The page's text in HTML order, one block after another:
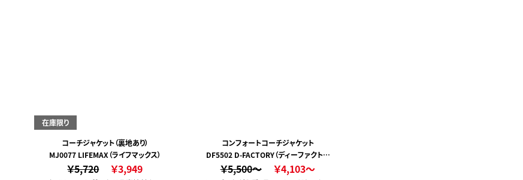
在庫限り
コーチジャケット（裏地あり）
MJ0077 LIFEMAX（ライフマックス）
￥5,720 ￥3,949
コンフォートコーチジャケット
DF5502 D-FACTORY（ディーファクトリ
ー ）
￥5,500～ ￥4,103～